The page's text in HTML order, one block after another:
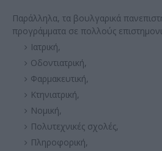
Παράλληλα, τα βουλγαρικά
προγράμματα σε πολλούς
Ιατρική,
Οδοντιατρική,
Φαρμακευτική,
Κτηνιατρική,
Νομική,
Πολυτεχνικές σχολές,
Πληροφορική,